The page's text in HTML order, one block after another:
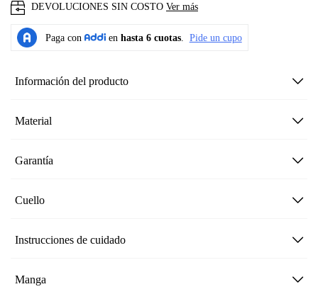
DEVOLUCIONES SIN COSTO Ver más
Información del producto
Material
Garantía
Cuello
Instrucciones de cuidado
Manga